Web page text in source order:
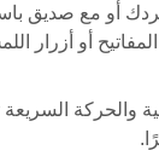
أو مع صديق
أو أزرار
والحركة